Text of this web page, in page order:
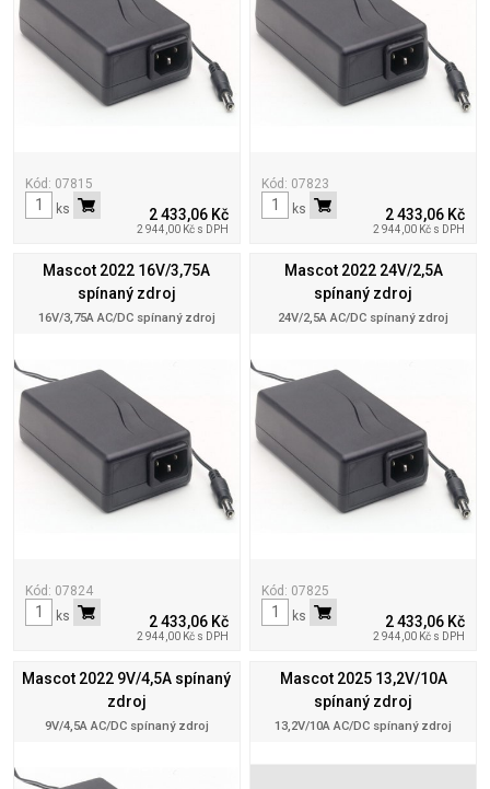
Kód: 07815
2 433,06 Kč
2 944,00 Kč s DPH
ks
Kód: 07823
2 433,06 Kč
2 944,00 Kč s DPH
ks
Mascot 2022 16V/3,75A
spínaný zdroj
16V/3,75A AC/DC spínaný zdroj
Kód: 07824
2 433,06 Kč
2 944,00 Kč s DPH
ks
Mascot 2022 24V/2,5A
spínaný zdroj
24V/2,5A AC/DC spínaný zdroj
Kód: 07825
2 433,06 Kč
2 944,00 Kč s DPH
ks
Mascot 2022 9V/4,5A spínaný
zdroj
9V/4,5A AC/DC spínaný zdroj
Mascot 2025 13,2V/10A
spínaný zdroj
13,2V/10A AC/DC spínaný zdroj